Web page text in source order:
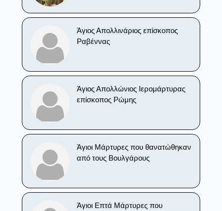
Άγιος Απολλινάριος επίσκοπος
Ραβέννας
Άγιος Απολλώνιος Ιερομάρτυρας
επίσκοπος Ρώμης
Άγιοι Μάρτυρες που θανατώθηκαν
από τους Βουλγάρους
Άγιοι Επτά Μάρτυρες που